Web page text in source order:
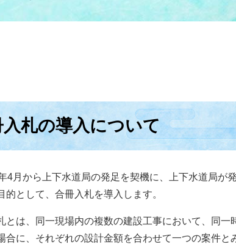
札の導入について
4月から上下水道局の発足を契機に、上下水道局が
的として、合冊入札を導入します。
は、同一現場内の複数の建設工事において、同一
合に、それぞれの設計金額を合わせて一つの案件と